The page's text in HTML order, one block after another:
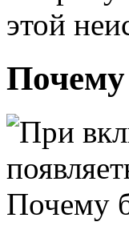
этой
Почему